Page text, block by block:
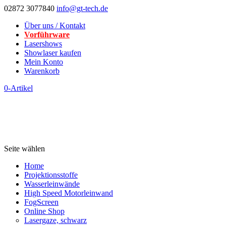
02872 3077840 info@gt-tech.de
Über uns / Kontakt
Vorführware
Lasershows
Showlaser kaufen
Mein Konto
Warenkorb
0-Artikel
Seite wählen
Home
Projektionsstoffe
Wasserleinwände
High Speed Motorleinwand
FogScreen
Online Shop
Lasergaze, schwarz